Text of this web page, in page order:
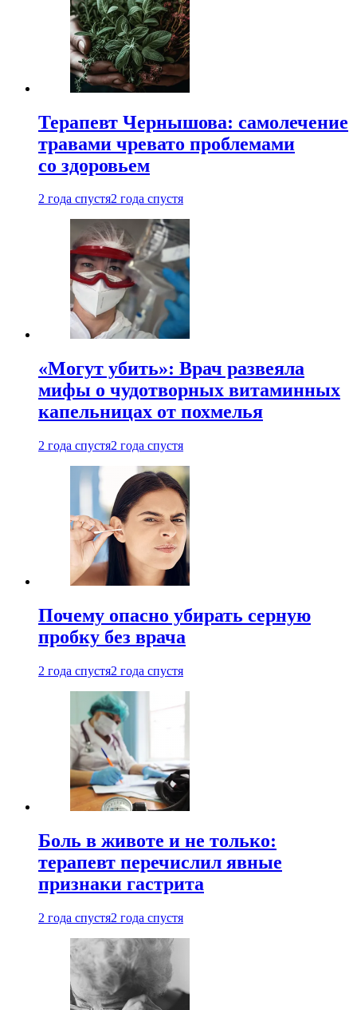
Терапевт Чернышова: самолечение
травами чревато проблемами
со здоровьем
2 года спустя2 года спустя
«Могут убить»: Врач развеяла
мифы о чудотворных витаминных
капельницах от похмелья
2 года спустя2 года спустя
Почему опасно убирать серную
пробку без врача
2 года спустя2 года спустя
Боль в животе и не только:
терапевт перечислил явные
признаки гастрита
2 года спустя2 года спустя